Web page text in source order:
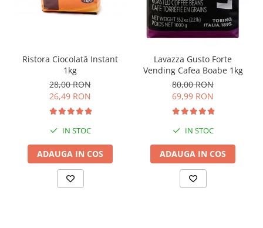
Ristora Ciocolată Instant
1kg
28,00 RON
26,49 RON
IN STOC
ADAUGA IN COS
Lavazza Gusto Forte
Vending Cafea Boabe 1kg
80,00 RON
69,99 RON
IN STOC
ADAUGA IN COS